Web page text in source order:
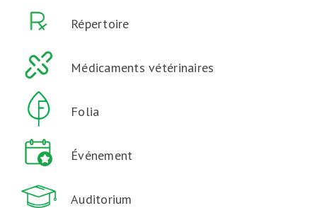
Répertoire
Médicaments vétérinaires
Folia
Événement
Auditorium